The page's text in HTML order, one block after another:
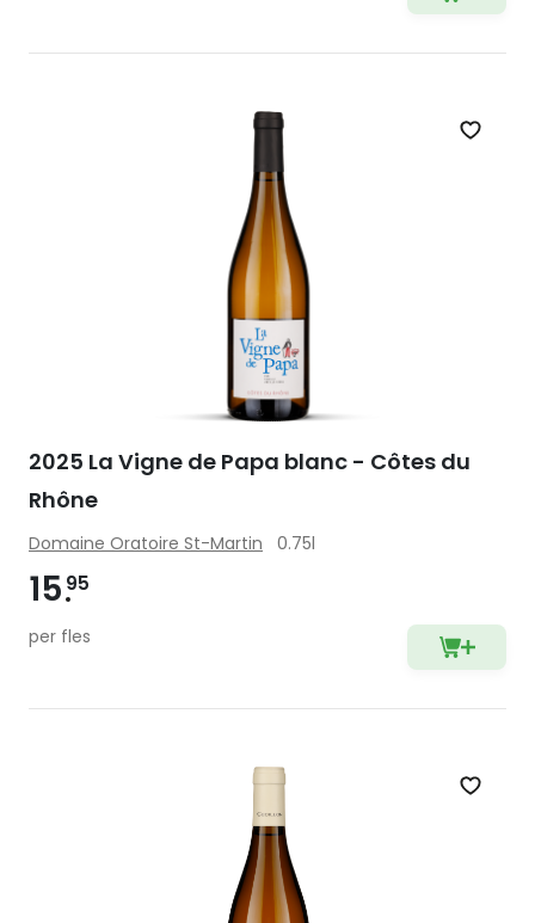
Zet
2025 La Vigne de Papa blanc - Côtes du
Rhône
Domaine Oratoire St-Martin 0.75l
15 95
per fles
Zet